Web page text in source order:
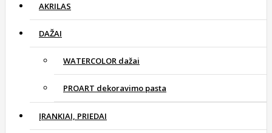
AKRILAS
DAŽAI
WATERCOLOR dažai
PROART dekoravimo pasta
ĮRANKIAI, PRIEDAI